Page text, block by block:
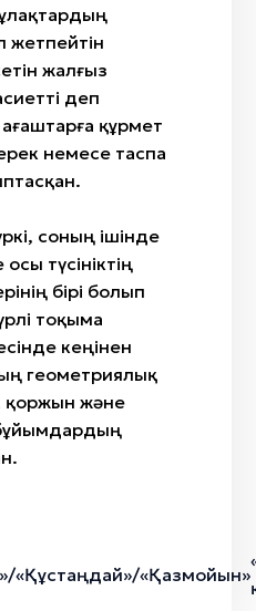
жетпейтін
жалғыз
деп
құрмет
немесе таспа
соның ішінде
түсініктің
бірі болып
тоқыма
кеңінен
геометриялық
қоржын және
«Құстаңдай»/«Қазмойын»